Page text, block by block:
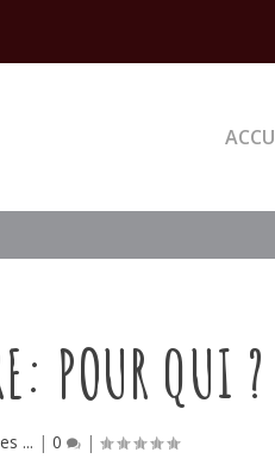
POUR QUI ?
... |0 |